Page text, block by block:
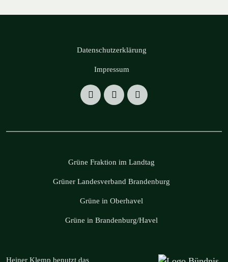
Datenschutzerklärung
Impressum
Grüne Fraktion im Landtag
Grüner Landesverband Brandenburg
Grüne in Oberhavel
Grüne in Brandenburg/Havel
Heiner Klemp benutzt das